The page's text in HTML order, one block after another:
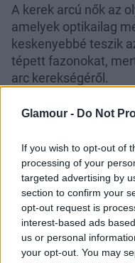
Glamour - Do Not
If you wish to opt-out of
processing of your
targeted advertising by
section to confirm your
opt-out request is
interest-based ads
us or personal
your opt-out. You may
A kerek arcú nők az
amelyek optikailag
keskenyebbé teszik
tépett fazonokat,
arc kerekségéről.
Szív alakú